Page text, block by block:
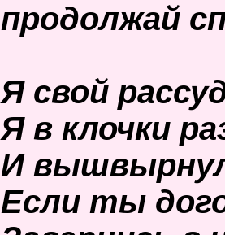
продолжай
Я свой
Я в клочки
И
Если ты